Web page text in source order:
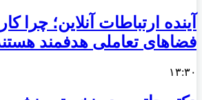
آینده ارتباطات آنلاین؛ چرا
فضاهای تعاملی هدفمند
۱۳:۳۰